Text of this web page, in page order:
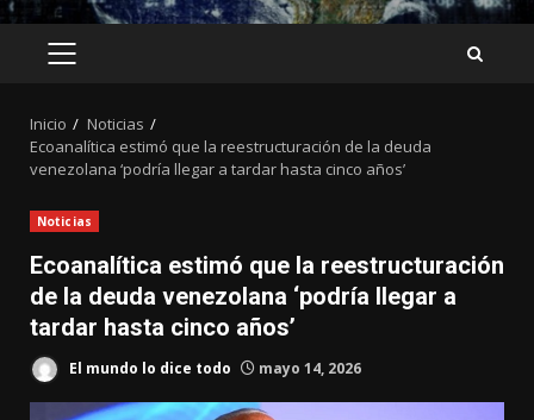
MENÚ
Inicio
Noticias
Ecoanalítica estimó que la reestructuración de la deuda
venezolana ‘podría llegar a tardar hasta cinco años’
Noticias
Ecoanalítica estimó que la reestructuración
de la deuda venezolana ‘podría llegar a
tardar hasta cinco años’
El mundo lo dice todo mayo 14, 2026